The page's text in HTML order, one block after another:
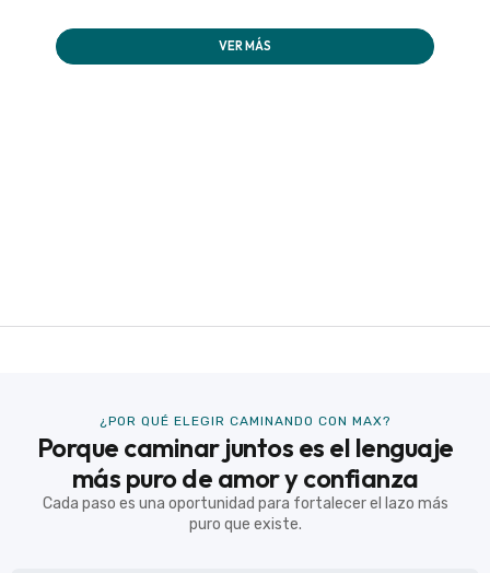
VER MÁS
¿POR QUÉ ELEGIR CAMINANDO CON MAX?
Porque caminar juntos es el lenguaje
más puro de amor y confianza
Cada paso es una oportunidad para fortalecer el lazo más
puro que existe.